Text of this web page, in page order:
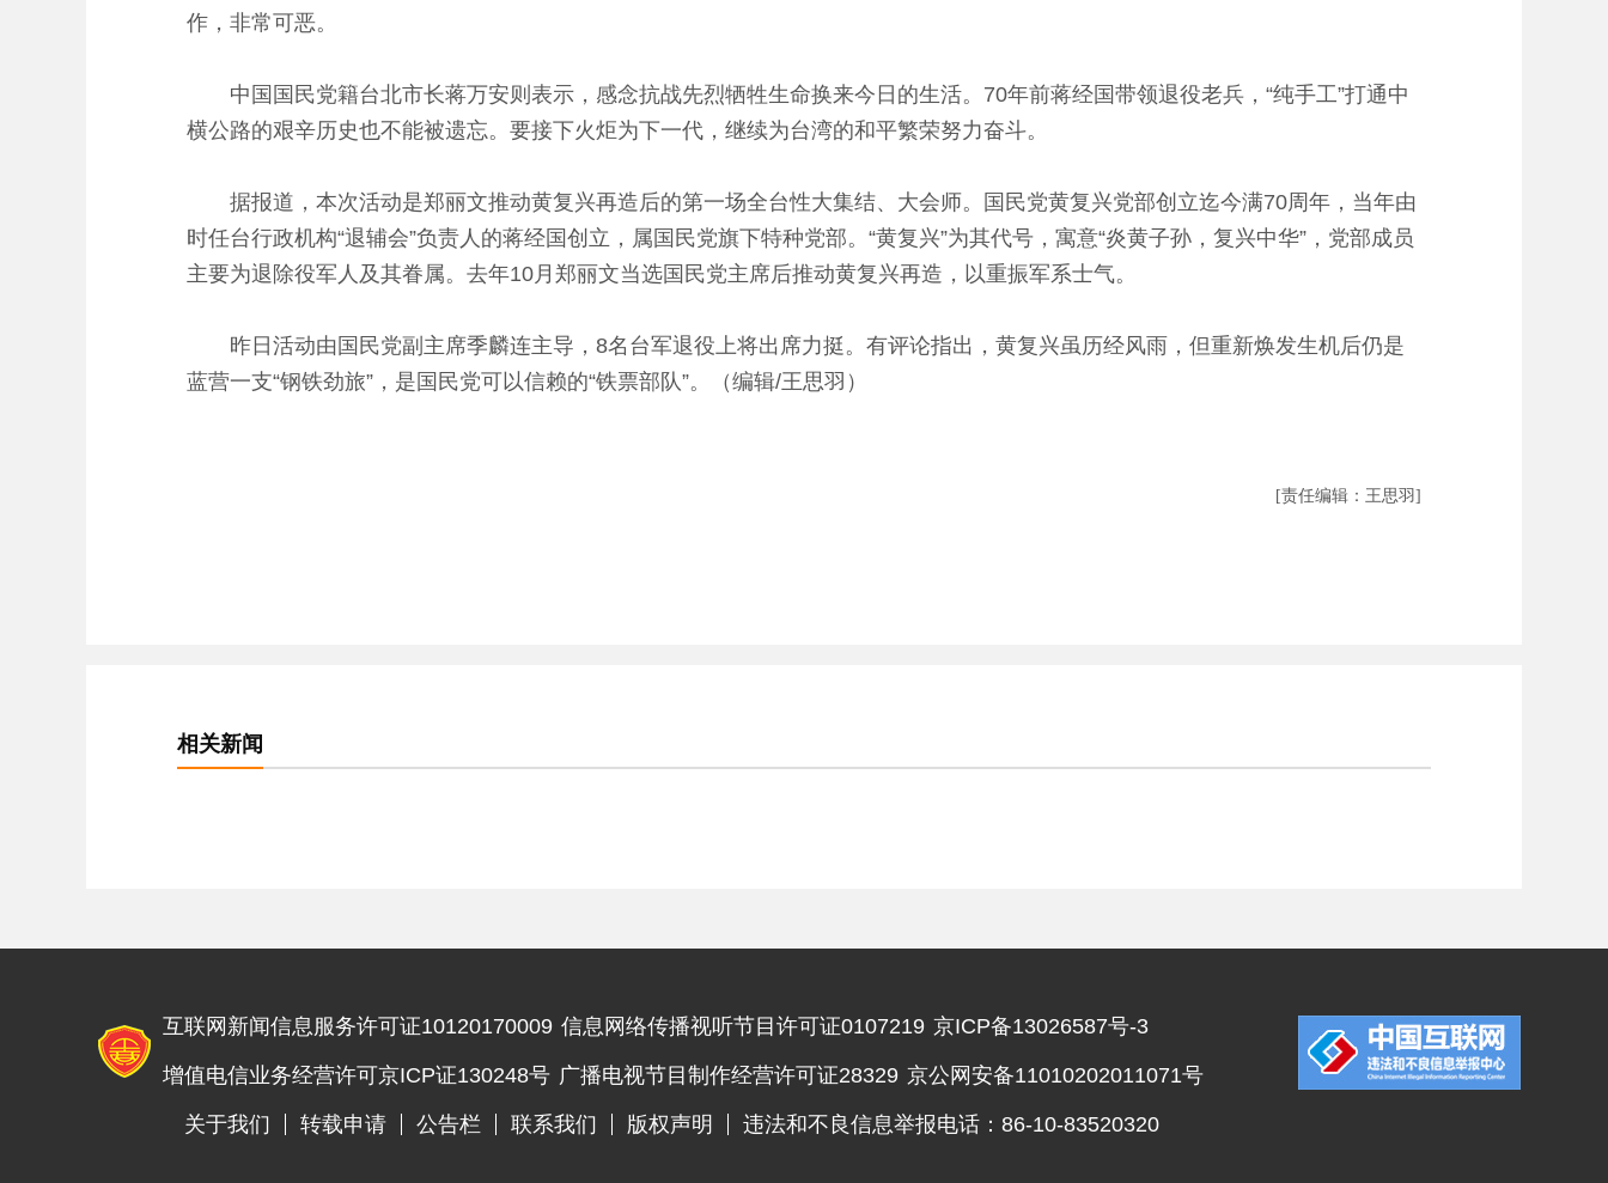
作，非常可恶。
中国国民党籍台北市长蒋万安则表示，感念抗战先烈牺牲生命换来今日的生活。70年前蒋经国带领退役老兵，“纯手工”打通中
横公路的艰辛历史也不能被遗忘。要接下火炬为下一代，继续为台湾的和平繁荣努力奋斗。
据报道，本次活动是郑丽文推动黄复兴再造后的第一场全台性大集结、大会师。国民党黄复兴党部创立迄今满70周年，当年由
时任台行政机构“退辅会”负责人的蒋经国创立，属国民党旗下特种党部。“黄复兴”为其代号，寓意“炎黄子孙，复兴中华”，党部成员
主要为退除役军人及其眷属。去年10月郑丽文当选国民党主席后推动黄复兴再造，以重振军系士气。
昨日活动由国民党副主席季麟连主导，8名台军退役上将出席力挺。有评论指出，黄复兴虽历经风雨，但重新焕发生机后仍是
蓝营一支“钢铁劲旅”，是国民党可以信赖的“铁票部队”。（编辑/王思羽）
[责任编辑：王思羽]
相关新闻
互联网新闻信息服务许可证10120170009 信息网络传播视听节目许可证0107219 京ICP备13026587号-3
增值电信业务经营许可京ICP证130248号 广播电视节目制作经营许可证28329 京公网安备11010202011071号
关于我们 转载申请 公告栏 联系我们 版权声明 违法和不良信息举报电话：86-10-83520320
违法和不良信息举报电话